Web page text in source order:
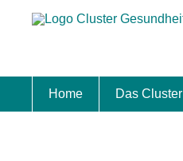
Home Das Cluster